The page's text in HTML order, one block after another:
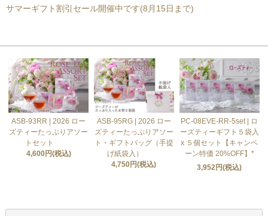
サマーギフト割引セール開催中です(8月15日まで)
ASB-93RR | 2026 ロー
ズティーたっぷりアソー
トセット
4,600円(税込)
ASB-95RG | 2026 ロー
ズティーたっぷりアソー
ト・ギフトバッグ（手提
げ紙袋入）
4,750円(税込)
PC-08EVE-RR-5set | ロ
ーズティーギフト５袋入
x ５個セット【キャンペ
ーン特価 20%OFF】*
3,952円(税込)